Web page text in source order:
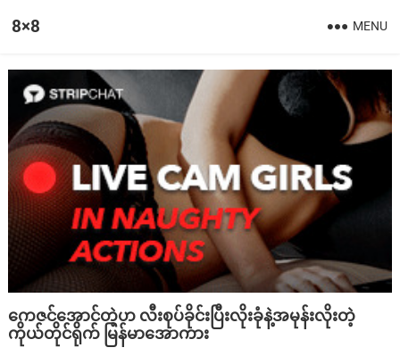
8×8 MENU
ကေဇင်အောင်တဲ့ဟ လီးစုပ်ခိုင်းပြီးလိုးခုံနဲ့အမုန်းလိုးတဲ့
ကိုယ်တိုင်ရိုက် မြန်မာအောကား